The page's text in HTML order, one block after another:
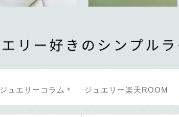
ジュエリーコラム＊ ジュエリー楽天ROOM